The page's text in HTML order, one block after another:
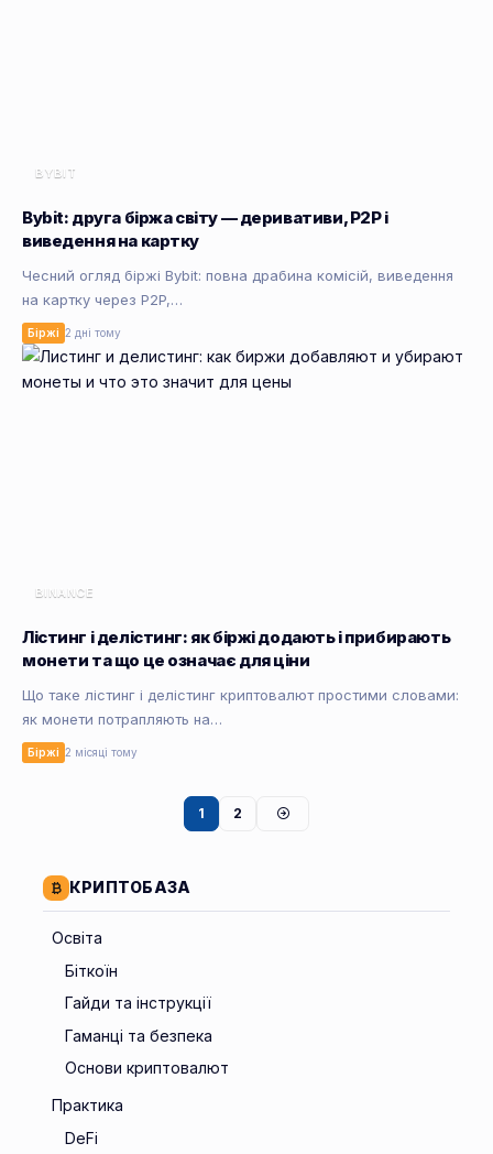
BYBIT
Bybit: друга біржа світу — деривативи, P2P і
виведення на картку
Чесний огляд біржі Bybit: повна драбина комісій, виведення
на картку через P2P,…
Біржі 2 дні тому
BINANCE
Лістинг і делістинг: як біржі додають і прибирають
монети та що це означає для ціни
Що таке лістинг і делістинг криптовалют простими словами:
як монети потрапляють на…
Біржі 2 місяці тому
1 2
КРИПТОБАЗА
Освіта
Біткоїн
Гайди та інструкції
Гаманці та безпека
Основи криптовалют
Практика
DeFi